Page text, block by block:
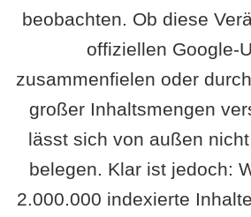
beobachten. Ob diese
offiziellen Google-
zusammenfielen oder
großer Inhaltsmengen
lässt sich von außen
belegen. Klar ist jedoch:
2.000.000 indexierte